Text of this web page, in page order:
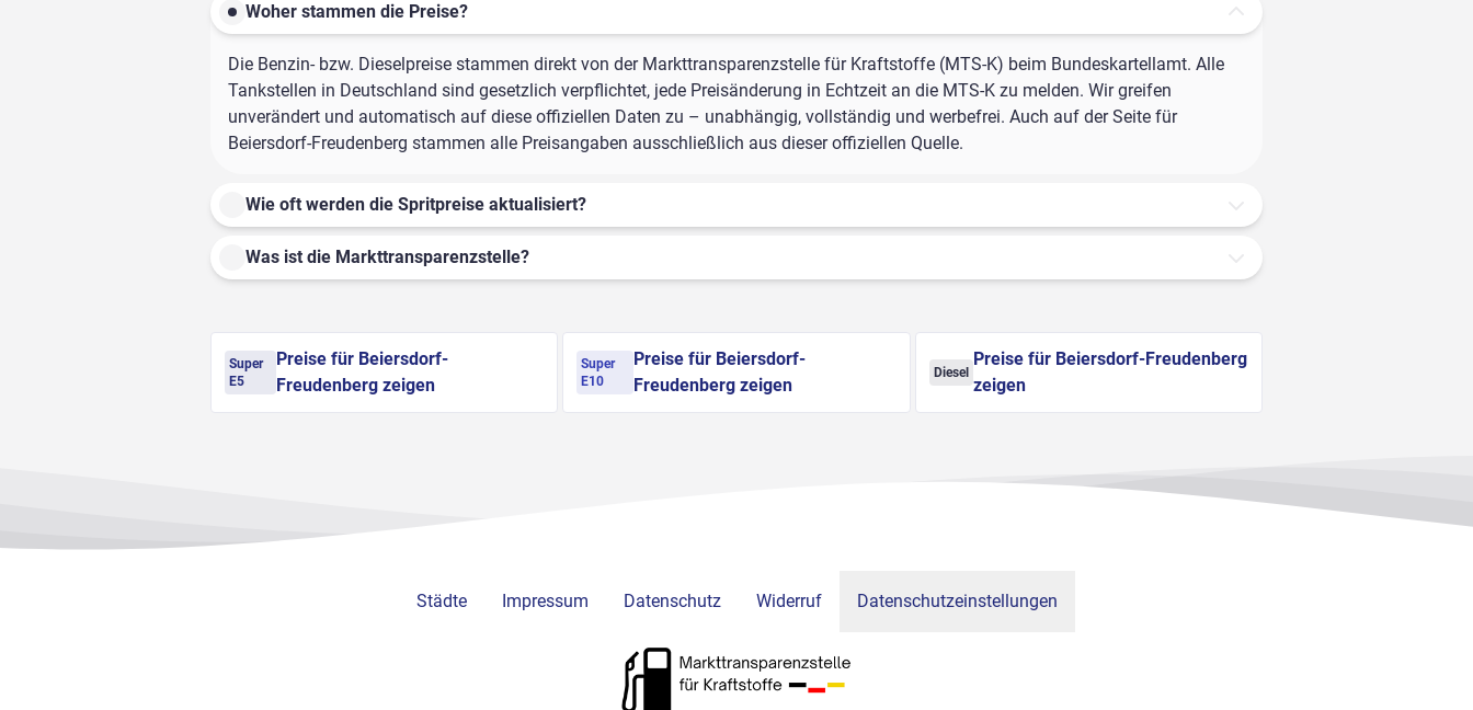
Woher stammen die Preise?
Die Benzin- bzw. Dieselpreise stammen direkt von der Markttransparenzstelle für Kraftstoffe (MTS-K) beim Bundeskartellamt. Alle
Tankstellen in Deutschland sind gesetzlich verpflichtet, jede Preisänderung in Echtzeit an die MTS-K zu melden. Wir greifen
unverändert und automatisch auf diese offiziellen Daten zu – unabhängig, vollständig und werbefrei. Auch auf der Seite für
Beiersdorf-Freudenberg stammen alle Preisangaben ausschließlich aus dieser offiziellen Quelle.
Wie oft werden die Spritpreise aktualisiert?
Was ist die Markttransparenzstelle?
Super
E5
Preise für Beiersdorf-
Freudenberg zeigen
Super
E10
Preise für Beiersdorf-
Freudenberg zeigen
Diesel
Preise für Beiersdorf-Freudenberg
zeigen
Städte Impressum Datenschutz Widerruf Datenschutzeinstellungen